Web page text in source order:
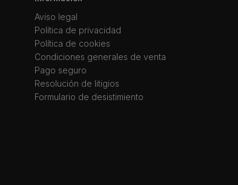
Aviso legal
Política de privacidad
Política de cookies
Condiciones generales de venta
Pago seguro
Resolución de litigios
Formulario de desistimiento